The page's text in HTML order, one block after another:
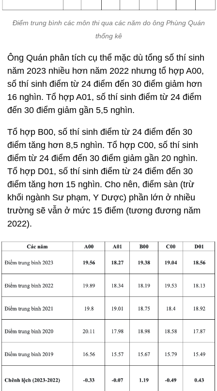
Điểm trung bình các môn thi qua các năm do ông Phùng Quán
thống kê
Ông Quán phân tích cụ thể mặc dù tổng số thí sinh
năm 2023 nhiều hơn năm 2022 nhưng tổ hợp A00,
số thí sinh điểm từ 24 điểm đến 30 điểm giảm hơn
16 nghìn. Tổ hợp A01, số thí sinh điểm từ 24 điểm
đến 30 điểm giảm gần 5,5 nghìn.
Tổ hợp B00, số thí sinh điểm từ 24 điểm đến 30
điểm tăng hơn 8,5 nghìn. Tổ hợp C00, số thí sinh
điểm từ 24 điểm đến 30 điểm giảm gần 20 nghìn.
Tổ hợp D01, số thí sinh điểm từ 24 điểm đến 30
điểm tăng hơn 15 nghìn. Cho nên, điểm sàn (trừ
khối ngành Sư phạm, Y Dược) phần lớn ở nhiều
trường sẽ vẫn ở mức 15 điểm (tương đương năm
2022).